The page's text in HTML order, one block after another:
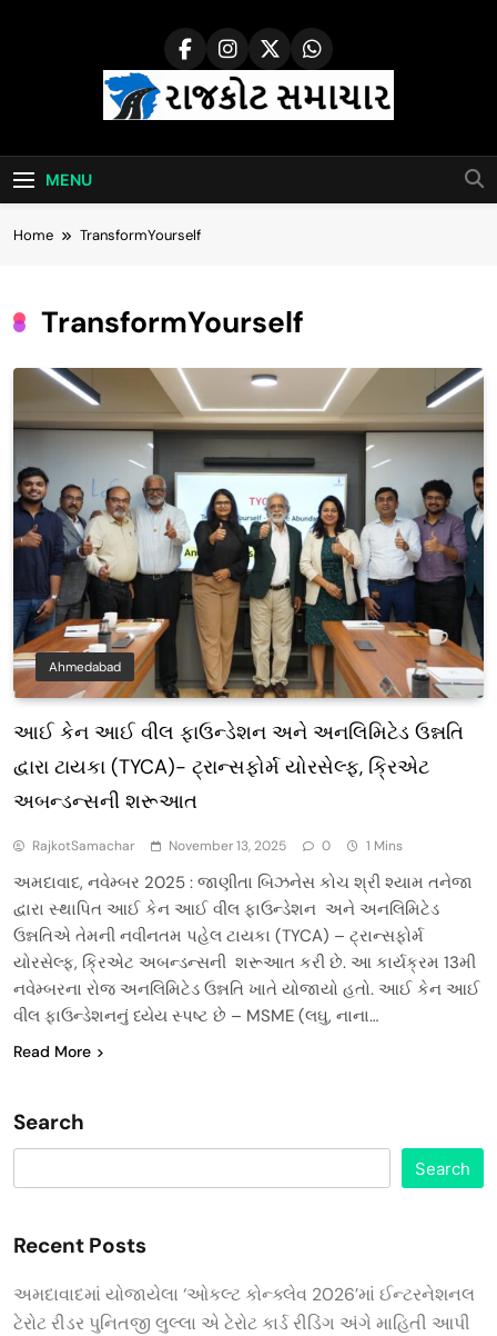
Rajkot Samachar
MENU
Home TransformYourself
TransformYourself
Ahmedabad
આઈ કેન આઈ વીલ ફાઉન્ડેશન અને અનલિમિટેડ ઉન્નતિ
દ્વારા ટાયકા (TYCA)- ટ્રાન્સફોર્મ યોરસેલ્ફ, ક્રિએટ
અબન્ડન્સની શરૂઆત
RajkotSamachar November 13, 2025 0 1 Mins
અમદાવાદ, નવેમ્બર 2025 : જાણીતા બિઝનેસ કોચ શ્રી શ્યામ તનેજા
દ્વારા સ્થાપિત આઈ કેન આઈ વીલ ફાઉન્ડેશન અને અનલિમિટેડ
ઉન્નતિએ તેમની નવીનતમ પહેલ ટાયકા (TYCA) – ટ્રાન્સફોર્મ
યોરસેલ્ફ, ક્રિએટ અબન્ડન્સની શરૂઆત કરી છે. આ કાર્યક્રમ 13મી
નવેમ્બરના રોજ અનલિમિટેડ ઉન્નતિ ખાતે યોજાયો હતો. આઈ કેન આઈ
વીલ ફાઉન્ડેશનનું ધ્યેય સ્પષ્ટ છે – MSME (લઘુ, નાના…
Read More
Search
Search
Recent Posts
અમદાવાદમાં યોજાયેલા ‘ઓકલ્ટ કોન્ક્લેવ 2026’માં ઈન્ટરનેશનલ
ટેરોટ રીડર પુનિતજી લુલ્લા એ ટેરોટ કાર્ડ રીડિંગ અંગે માહિતી આપી